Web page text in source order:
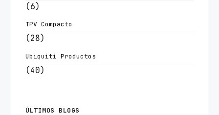
(6)
TPV Compacto
(28)
Ubiquiti Productos
(40)
ÚLTIMOS BLOGS